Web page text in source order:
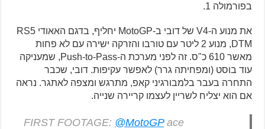
בפורמולה 1.
את מנוע ה-V4 של דובי ב-MotoGP יחליף, בדגם האאודי RS5
DTM, מנוע 2 ליטר עם טורבו והזרקה ישירה עם לא פחות
מאשר 610 כ"ס. זה לפני מערכת ה-Push-to-Pass, שמעניקה
עוד בוסט (ומפחיתה גרר) לאפשר עקיפות. דובי, שכבר
התחרה בעבר בלמבורגיני קאפ, מתרגש ומצפה לאתגר. נראה
אם הוא יצליח לשריין לעצמו קריירה שנייה.
FIRST FOOTAGE: @MotoGPace